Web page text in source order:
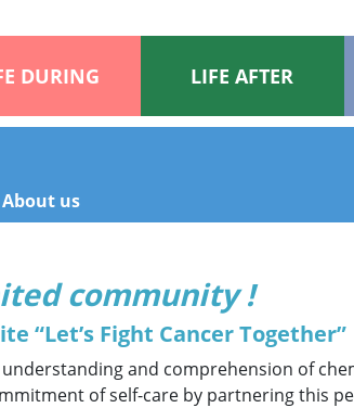
DURING LIFE AFTER
About us
community !
“Let’s Fight Cancer Together”
and comprehension of
of self-care by partnering this